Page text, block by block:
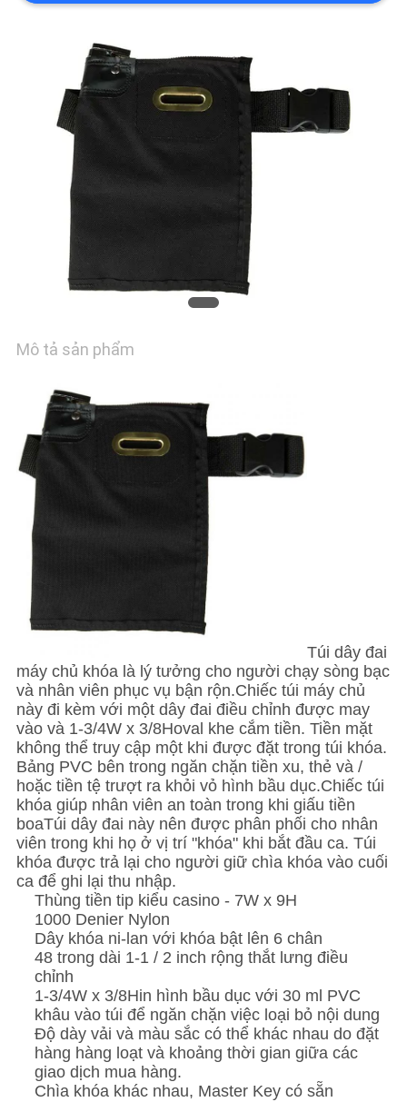
CHẤT
LƯỢNG
TRANG
PRIVACY
Mô tả sản phẩm
Túi dây đai
máy chủ khóa là lý tưởng cho người chạy sòng bạc
và nhân viên phục vụ bận rộn.Chiếc túi máy chủ
này đi kèm với một dây đai điều chỉnh được may
vào và 1-3/4W x 3/8Hoval khe cắm tiền. Tiền mặt
không thể truy cập một khi được đặt trong túi khóa.
Bảng PVC bên trong ngăn chặn tiền xu, thẻ và /
hoặc tiền tệ trượt ra khỏi vỏ hình bầu dục.Chiếc túi
khóa giúp nhân viên an toàn trong khi giấu tiền
boaTúi dây đai này nên được phân phối cho nhân
viên trong khi họ ở vị trí "khóa" khi bắt đầu ca. Túi
khóa được trả lại cho người giữ chìa khóa vào cuối
ca để ghi lại thu nhập.
Thùng tiền tip kiểu casino - 7W x 9H
1000 Denier Nylon
Dây khóa ni-lan với khóa bật lên 6 chân
48 trong dài 1-1 / 2 inch rộng thắt lưng điều
chỉnh
1-3/4W x 3/8Hin hình bầu dục với 30 ml PVC
khâu vào túi để ngăn chặn việc loại bỏ nội dung
Độ dày vải và màu sắc có thể khác nhau do đặt
hàng hàng loạt và khoảng thời gian giữa các
giao dịch mua hàng.
Chìa khóa khác nhau, Master Key có sẵn